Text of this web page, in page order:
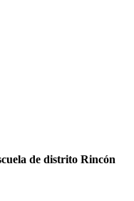
de distrito Rincón